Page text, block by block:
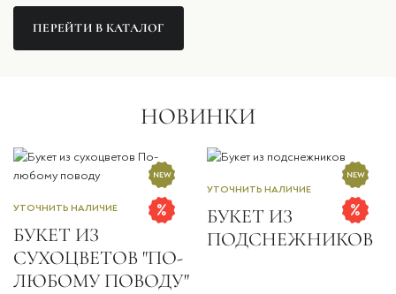
ПЕРЕЙТИ В КАТАЛОГ
НОВИНКИ
УТОЧНИТЬ НАЛИЧИЕ
БУКЕТ ИЗ
СУХОЦВЕТОВ "ПО-
ЛЮБОМУ ПОВОДУ"
УТОЧНИТЬ НАЛИЧИЕ
БУКЕТ ИЗ
ПОДСНЕЖНИКОВ